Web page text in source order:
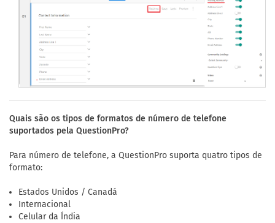
Quais são os tipos de formatos de número de telefone
suportados pela QuestionPro?
Para número de telefone, a QuestionPro suporta quatro tipos de
formato:
Estados Unidos / Canadá
Internacional
Celular da Índia